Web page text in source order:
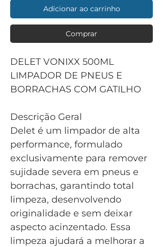
Adicionar ao carrinho
Comprar
DELET VONIXX 500ML
LIMPADOR DE PNEUS E
BORRACHAS COM GATILHO
Descrição Geral
Delet é um limpador de alta
performance, formulado
exclusivamente para remover
sujidade severa em pneus e
borrachas, garantindo total
limpeza, desenvolvendo
originalidade e sem deixar
aspecto acinzentado. Essa
limpeza ajudará a melhorar a